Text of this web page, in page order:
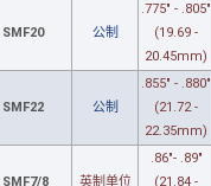
SMF20 公制
.775" - .805"
(19.69 -
20.45mm)
SMF22 公制
.855" - .880"
(21.72 -
22.35mm)
SMF7/8 英制单位
.86"- .89"
(21.84 -